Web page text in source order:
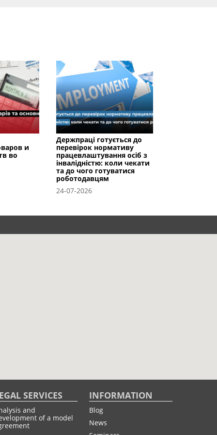
и
во
Держпраці готується до
перевірок нормативу
працевлаштування осіб з
інвалідністю: коли чекати
та до чого готуватися
роботодавцям
24-07-2026
SERVICES
and
of a model
INFORMATION
Blog
News